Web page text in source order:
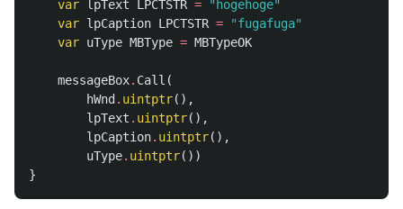
var lpText LPCTSTR =
"hogehoge"
var lpCaption LPCTSTR =
"fugafuga"
var uType MBType = MBTypeOK
messageBox. Call (
hWnd. uintptr(),
lpText . uintptr(),
lpCaption. uintptr(),
uType. uintptr())
}